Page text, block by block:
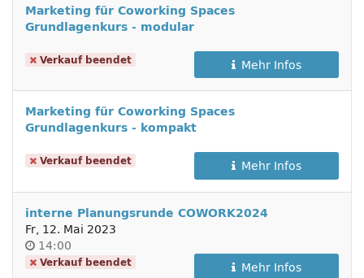
Marketing für Coworking Spaces
Grundlagenkurs - modular
Verkauf beendet Mehr Infos
Marketing für Coworking Spaces
Grundlagenkurs - kompakt
Verkauf beendet Mehr Infos
interne Planungsrunde COWORK2024
Fr, 12. Mai 2023
Uhrzeit
14:00
Verkauf beendet Mehr Infos